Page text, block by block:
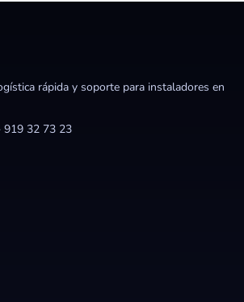
rápida y soporte para instaladores en
·919 32 73 23